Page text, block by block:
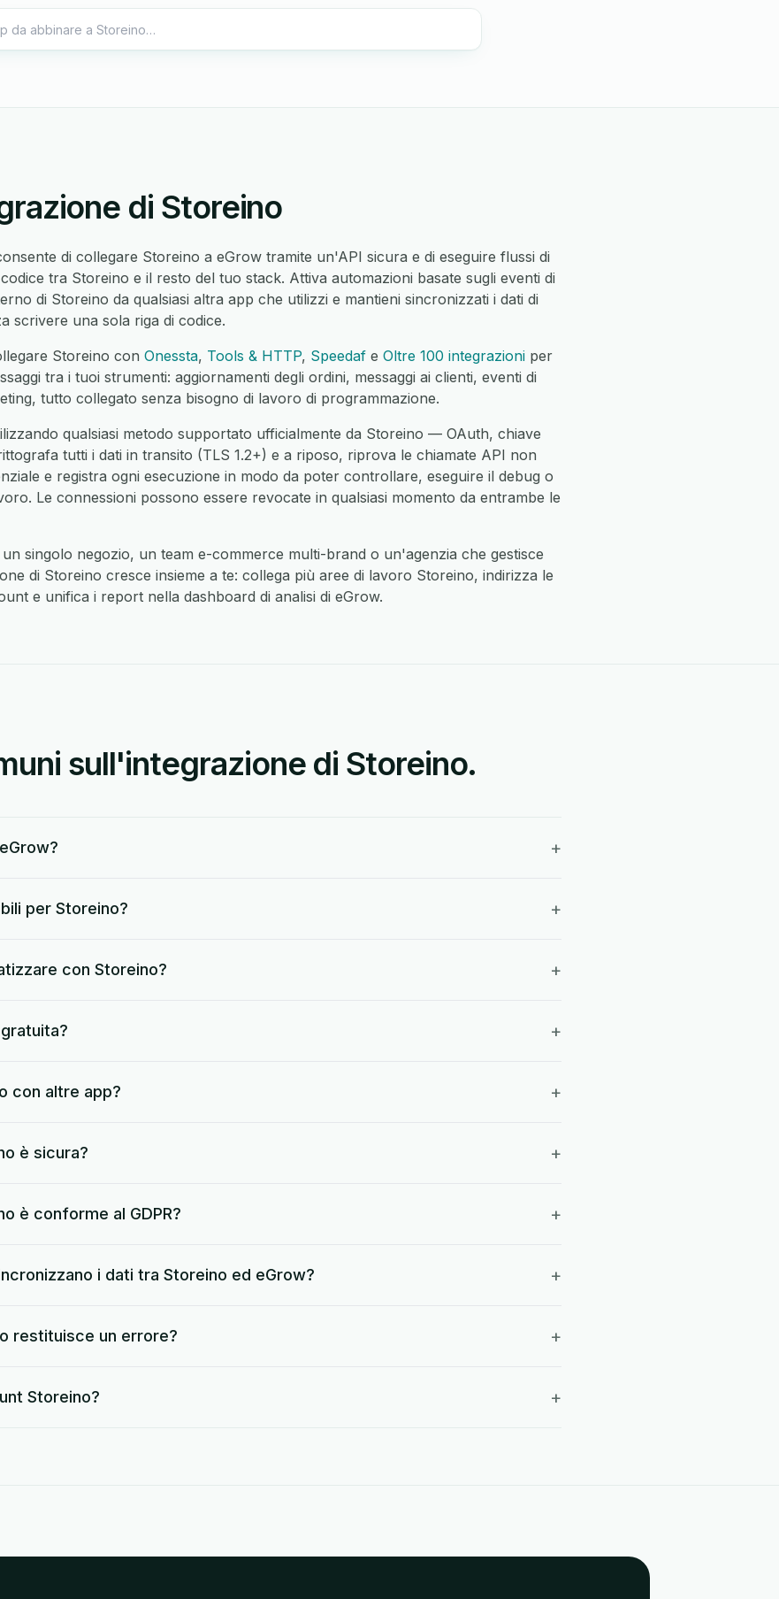
di Storeino
di collegare Storeino a eGrow tramite un'API sicura e di eseguire flussi di
tra Storeino e il resto del tuo stack. Attiva automazioni basate sugli eventi di
di Storeino da qualsiasi altra app che utilizzi e mantieni sincronizzati i dati di
scrivere una sola riga di codice.
Storeino con Onessta, Tools & HTTP, Speedaf e Oltre 100 integrazioni per
tra i tuoi strumenti: aggiornamenti degli ordini, messaggi ai clienti, eventi di
tutto collegato senza bisogno di lavoro di programmazione.
qualsiasi metodo supportato ufficialmente da Storeino — OAuth, chiave
tutti i dati in transito (TLS 1.2+) e a riposo, riprova le chiamate API non
e registra ogni esecuzione in modo da poter controllare, eseguire il debug o
Le connessioni possono essere revocate in qualsiasi momento da entrambe le
singolo negozio, un team e-commerce multi-brand o un'agenzia che gestisce
di Storeino cresce insieme a te: collega più aree di lavoro Storeino, indirizza le
e unifica i report nella dashboard di analisi di eGrow.
sull'integrazione di Storeino.
+
per Storeino? +
con Storeino? +
+
con altre app? +
è sicura? +
è conforme al GDPR? +
i dati tra Storeino ed eGrow? +
restituisce un errore? +
Storeino? +